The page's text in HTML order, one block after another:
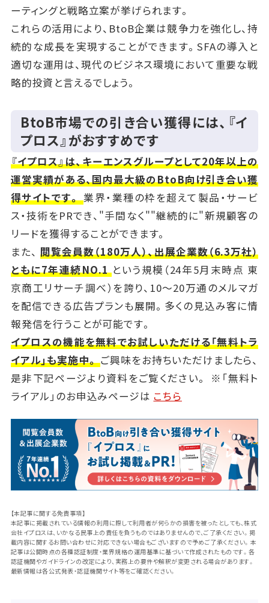
ーティングと戦略立案が挙げられます。
これらの活用により、BtoB企業は競争力を強化し、持
続的な成長を実現することができます。SFAの導入と
適切な運用は、現代のビジネス環境において重要な戦
略的投資と言えるでしょう。
BtoB市場での引き合い獲得には、『イ
プロス』がおすすめです
『イプロス』は、キーエンスグループとして20年以上の
運営実績がある、国内最大級のBtoB向け引き合い獲
得サイトです。業界・業種の枠を超えて製品・サービ
ス・技術をPRでき、"手間なく""継続的に"新規顧客の
リードを獲得することができます。
また、 閲覧会員数（180万人）、出展企業数（6.3万社）
ともに7年連続NO.1という規模（24年5月末時点 東
京商工リサーチ調べ）を誇り、10～20万通のメルマガ
を配信できる広告プランも展開。多くの見込み客に情
報発信を行うことが可能です。
イプロスの機能を無料でお試しいただける「無料トラ
イアル」も実施中。ご興味をお持ちいただけましたら、
是非下記ページより資料をご覧ください。 ※「無料ト
ライアル」のお申込みページは こちら
【本記事に関する免責事項】
本記事に掲載されている情報の利用に際して利用者が何らかの損害を被ったとしても、株式
会社イプロスは、いかなる民事上の責任を負うものではありませんので、ご了承ください。掲
載内容に関するお問い合わせに対応できない場合もございますので予めご了承ください。本
記事は公開時点の各種認証制度・業界規格の運用基準に基づいて作成されたものです。各
認証機関やガイドラインの改定により、実務上の要件や解釈が変更される場合があります。
最新情報は各公式発表・認証機関サイト等をご確認ください。